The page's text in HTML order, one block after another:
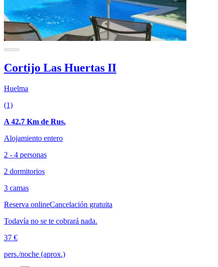
Cortijo Las Huertas II
Huelma
(1)
A 42.7 Km de Rus.
Alojamiento entero
2 - 4 personas
2 dormitorios
3 camas
Reserva onlineCancelación gratuita
Todavía no se te cobrará nada.
37 €
pers./noche (aprox.)